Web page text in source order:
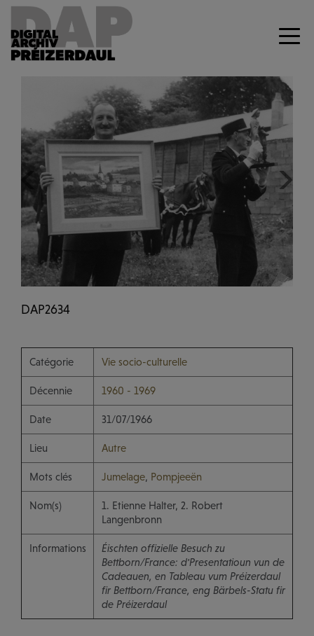
Previous Next
DAP2634
Catégorie Vie socio-culturelle
Décennie 1960 - 1969
Date 31/07/1966
Lieu Autre
Mots clés Jumelage, Pompjeeën
Nom(s)
1. Etienne Halter, 2. Robert
Langenbronn
Informations
Éischten offizielle Besuch zu
Bettborn/France: d'Presentatioun vun de
Cadeauen, en Tableau vum Préizerdaul
fir Bettborn/France, eng Bärbels-Statu fir
de Préizerdaul